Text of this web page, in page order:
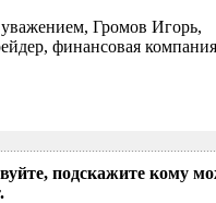
Громов Игорь,
финансовая
подскажите кому